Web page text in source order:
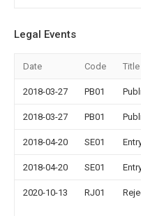
Legal Events
Date Code Title
2018-03-27 PB01
2018-03-27 PB01
2018-04-20 SE01
2018-04-20 SE01
2020-10-13 RJ01